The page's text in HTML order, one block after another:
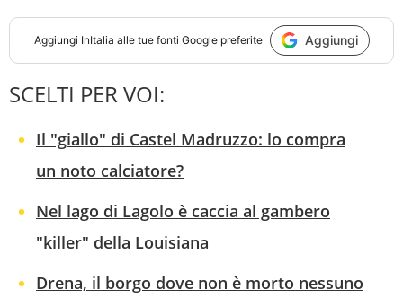
Aggiungi InItalia alle tue fonti Google preferite Aggiungi
SCELTI PER VOI:
Il "giallo" di Castel Madruzzo: lo compra
un noto calciatore?
Nel lago di Lagolo è caccia al gambero
"killer" della Louisiana
Drena, il borgo dove non è morto nessuno